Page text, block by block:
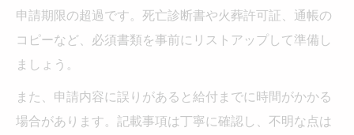
申請期限の超過です。死亡診断書や火葬許可証、通帳の
コピーなど、必須書類を事前にリストアップして準備し
ましょう。
また、申請内容に誤りがあると給付までに時間がかかる
場合があります。記載事項は丁寧に確認し、不明な点は